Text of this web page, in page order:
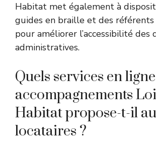
Habitat met également à
guides en braille et des référents
pour améliorer l’accessibilité des
administratives.
Quels services en
accompagnements
Habitat propose-t-il
locataires ?